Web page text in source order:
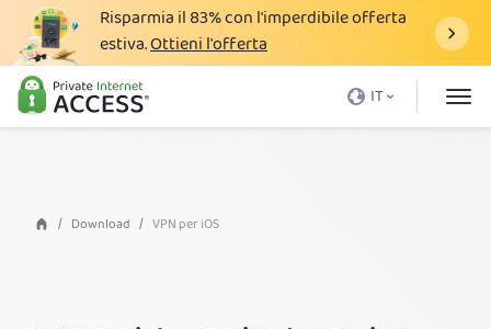
Risparmia il83%con l'imperdibile offerta
estiva.Ottieni l'offerta
IT
Cos'è una VPN
Perché PIA
Vantaggi VPN
Download VPN per iOS